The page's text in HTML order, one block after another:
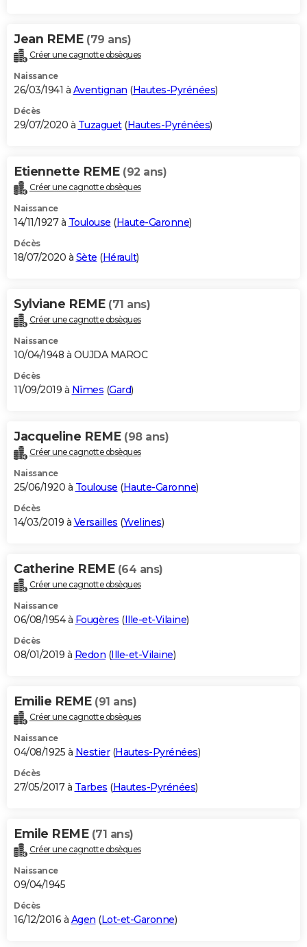
Jean REME (79 ans)
Créer une cagnotte obsèques
Naissance
26/03/1941 à Aventignan (Hautes-Pyrénées)
Décès
29/07/2020 à Tuzaguet(Hautes-Pyrénées)
Etiennette REME (92 ans)
Créer une cagnotte obsèques
Naissance
14/11/1927 à Toulouse (Haute-Garonne)
Décès
18/07/2020 à Sète (Hérault)
Sylviane REME (71 ans)
Créer une cagnotte obsèques
Naissance
10/04/1948 à OUJDA MAROC
Décès
11/09/2019 à Nîmes (Gard)
Jacqueline REME (98 ans)
Créer une cagnotte obsèques
Naissance
25/06/1920 à Toulouse (Haute-Garonne)
Décès
14/03/2019 à Versailles (Yvelines)
Catherine REME (64 ans)
Créer une cagnotte obsèques
Naissance
06/08/1954 à Fougères (Ille-et-Vilaine)
Décès
08/01/2019 à Redon (Ille-et-Vilaine)
Emilie REME (91 ans)
Créer une cagnotte obsèques
Naissance
04/08/1925 à Nestier(Hautes-Pyrénées)
Décès
27/05/2017 à Tarbes (Hautes-Pyrénées)
Emile REME (71 ans)
Créer une cagnotte obsèques
Naissance
09/04/1945
Décès
16/12/2016 à Agen (Lot-et-Garonne)